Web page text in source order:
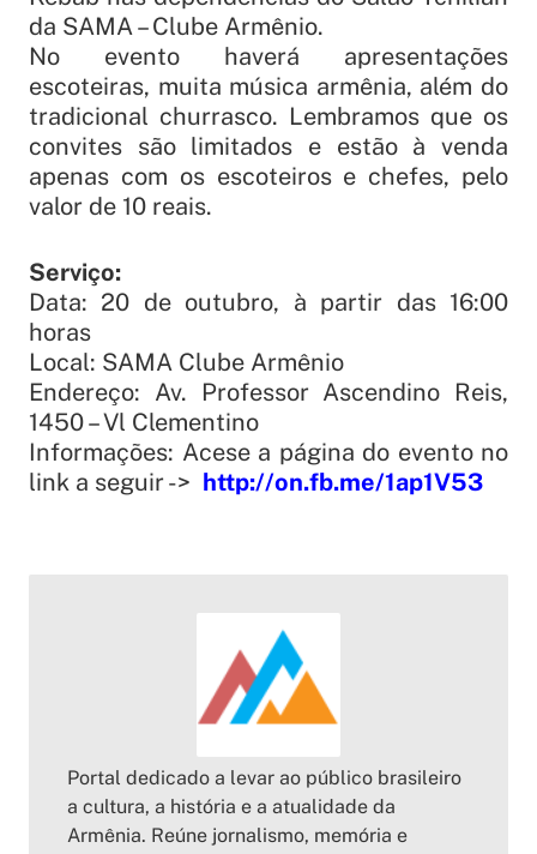
da SAMA – Clube Armênio.
No evento haverá apresentações
escoteiras, muita música armênia, além do
tradicional churrasco. Lembramos que os
convites são limitados e estão à venda
apenas com os escoteiros e chefes, pelo
valor de 10 reais.
Serviço:
Data: 20 de outubro, à partir das 16:00
horas
Local: SAMA Clube Armênio
Endereço: Av. Professor Ascendino Reis,
1450 – Vl Clementino
Informações: Acese a página do evento no
link a seguir -> http://on.fb.me/1ap1V53
Portal dedicado a levar ao público brasileiro
a cultura, a história e a atualidade da
Armênia. Reúne jornalismo, memória e